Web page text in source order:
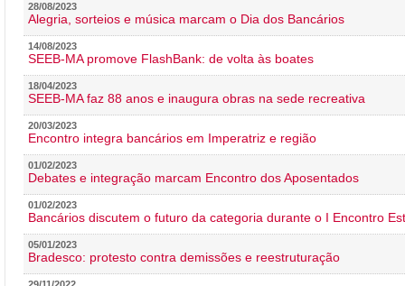
28/08/2023
Alegria, sorteios e música marcam o Dia dos Bancários
14/08/2023
SEEB-MA promove FlashBank: de volta às boates
18/04/2023
SEEB-MA faz 88 anos e inaugura obras na sede recreativa
20/03/2023
Encontro integra bancários em Imperatriz e região
01/02/2023
Debates e integração marcam Encontro dos Aposentados
01/02/2023
Bancários discutem o futuro da categoria durante o I Encontro
05/01/2023
Bradesco: protesto contra demissões e reestruturação